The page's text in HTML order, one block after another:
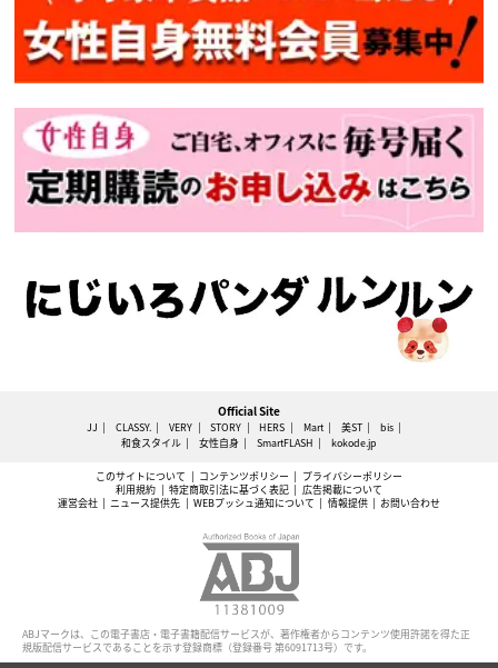
Official Site
JJ CLASSY. VERY STORY HERS Mart 美ST
bis
和食スタイル
女性自身 SmartFLASH kokode.jp
このサイトについて コンテンツポリシー
プライバシーポリシー
利用規約
特定商取引法に基づく表記
広告掲載について
運営会社
ニュース提供先 WEBプッシュ通知について 情報提供 お問い合わせ
ABJマークは、この電子書店・電子書籍配信サービスが、著作権者からコンテンツ使用許諾を得た正
規版配信サービスであることを示す登録商標（登録番号 第6091713号）です。